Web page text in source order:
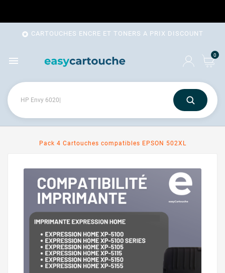
 CARTOUCHES ENCRE ET TONERS A PRIX DISCOUNT
 0
Pack 4 Cartouches compatibles EPSON 502XL